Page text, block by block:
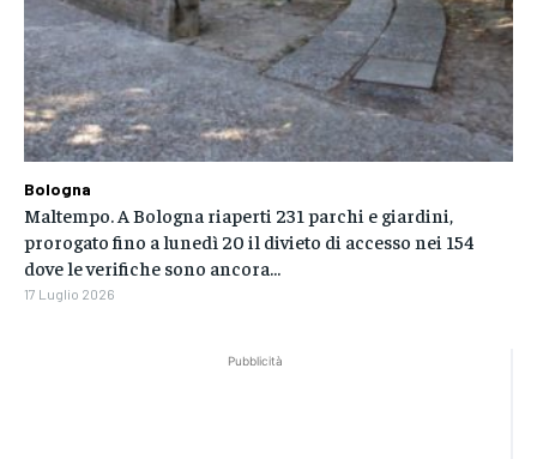
Pubblicità
Bologna
Maltempo. A Bologna riaperti 231 parchi e giardini,
prorogato fino a lunedì 20 il divieto di accesso nei 154
dove le verifiche sono ancora...
17 Luglio 2026